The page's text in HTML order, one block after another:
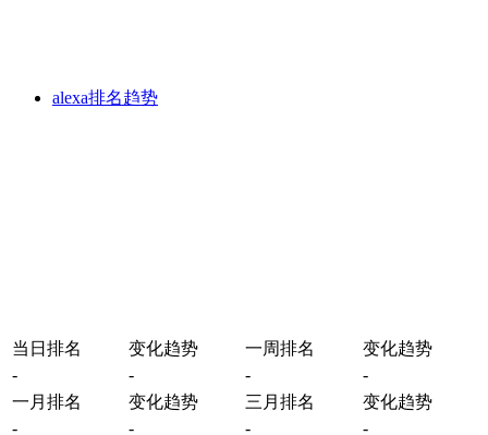
alexa排名趋势
当日排名 变化趋势 一周排名
变化趋势
-
- -
-
一月排名
变化趋势 三月排名
变化趋势
-
- - -